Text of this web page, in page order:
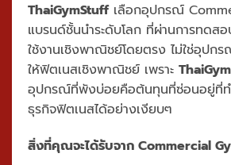
ThaiGymStuffเลือกอุปกรณ์
แบรนด์ชั้นนำระดับโลก ที่ผ่านการทดสอ
ใช้งานเชิงพาณิชย์โดยตรง ไม่ใช่อุปกร
ให้ฟิตเนสเชิงพาณิชย์ เพราะ
อุปกรณ์ที่พังบ่อยคือต้นทุนที่ซ่อนอยู่ที่ท
ธุรกิจฟิตเนสได้อย่างเงียบๆ
สิ่งที่คุณจะได้รับจาก Commercial